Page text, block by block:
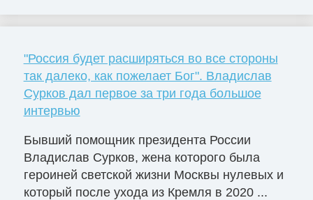
"Россия будет расширяться во все стороны
так далеко, как пожелает Бог". Владислав
Сурков дал первое за три года большое
интервью
Бывший помощник президента России
Владислав Сурков, жена которого была
героиней светской жизни Москвы нулевых и
который после ухода из Кремля в 2020 ...